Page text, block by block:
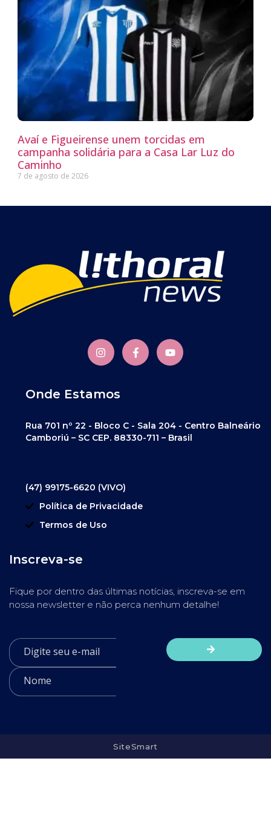
Avaí e Figueirense unem torcidas em
campanha solidária para a Casa Lar Luz do
Caminho
7 de agosto de 2026
Onde Estamos
Rua 701 nº 22 - Bloco C - Sala 204 - Centro Balneário
Camboriú – SC CEP. 88330-711 – Brasil
(47) 99175-6620 (VIVO)
Política de Privacidade
Termos de Uso
Inscreva-se
Fique por dentro das últimas notícias, inscreva-se em
nossa newsletter e não perca nenhum detalhe!
SiteSmart